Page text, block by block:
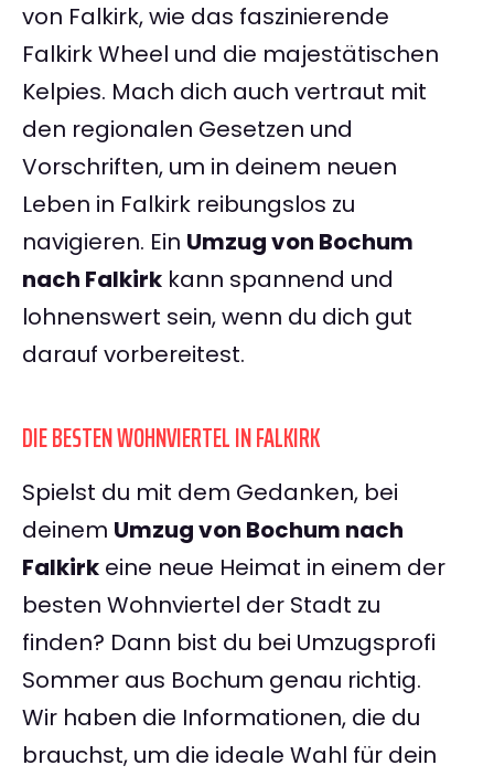
von Falkirk, wie das faszinierende
Falkirk Wheel und die majestätischen
Kelpies. Mach dich auch vertraut mit
den regionalen Gesetzen und
Vorschriften, um in deinem neuen
Leben in Falkirk reibungslos zu
navigieren. Ein Umzug von Bochum
nach Falkirk kann spannend und
lohnenswert sein, wenn du dich gut
darauf vorbereitest.
DIE BESTEN WOHNVIERTEL IN FALKIRK
Spielst du mit dem Gedanken, bei
deinem Umzug von Bochum nach
Falkirk eine neue Heimat in einem der
besten Wohnviertel der Stadt zu
finden? Dann bist du bei Umzugsprofi
Sommer aus Bochum genau richtig.
Wir haben die Informationen, die du
brauchst, um die ideale Wahl für dein